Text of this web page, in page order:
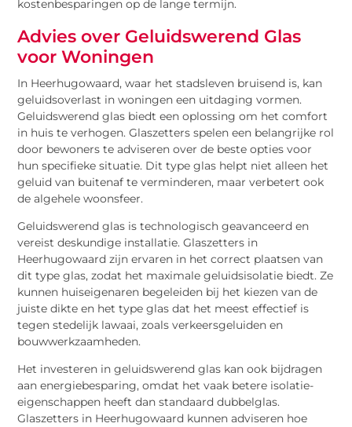
kostenbesparingen op de lange termijn.
Advies over Geluidswerend Glas
voor Woningen
In Heerhugowaard, waar het stadsleven bruisend is, kan
geluidsoverlast in woningen een uitdaging vormen.
Geluidswerend glas biedt een oplossing om het comfort
in huis te verhogen. Glaszetters spelen een belangrijke rol
door bewoners te adviseren over de beste opties voor
hun specifieke situatie. Dit type glas helpt niet alleen het
geluid van buitenaf te verminderen, maar verbetert ook
de algehele woonsfeer.
Geluidswerend glas is technologisch geavanceerd en
vereist deskundige installatie. Glaszetters in
Heerhugowaard zijn ervaren in het correct plaatsen van
dit type glas, zodat het maximale geluidsisolatie biedt. Ze
kunnen huiseigenaren begeleiden bij het kiezen van de
juiste dikte en het type glas dat het meest effectief is
tegen stedelijk lawaai, zoals verkeersgeluiden en
bouwwerkzaamheden.
Het investeren in geluidswerend glas kan ook bijdragen
aan energiebesparing, omdat het vaak betere isolatie-
eigenschappen heeft dan standaard dubbelglas.
Glaszetters in Heerhugowaard kunnen adviseren hoe